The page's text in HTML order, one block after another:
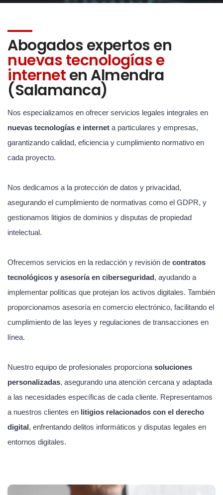
Abogados expertos en
nuevas tecnologías e
interneten Almendra
(Salamanca)
Nos especializamos en ofrecer servicios legales integrales en
nuevas tecnologías e internet a particulares y empresas,
garantizando calidad, eficiencia y cumplimiento normativo en
cada proyecto.
Nos dedicamos a la protección de datos y privacidad,
asegurando el cumplimiento de normativas como el GDPR, y
gestionamos litigios de dominios y disputas de propiedad
intelectual.
Ofrecemos servicios en la redacción y revisión de contratos
tecnológicos y asesoría en ciberseguridad, ayudando a
implementar políticas que protejan los activos digitales. También
proporcionamos asesoría en comercio electrónico, facilitando el
cumplimiento de las leyes y regulaciones de transacciones en
línea.
Nuestro equipo de profesionales proporciona soluciones
personalizadas, asegurando una atención cercana y adaptada
a las necesidades específicas de cada cliente. Representamos
a nuestros clientes en litigios relacionados con el derecho
digital, enfrentando delitos informáticos y disputas legales en
entornos digitales.